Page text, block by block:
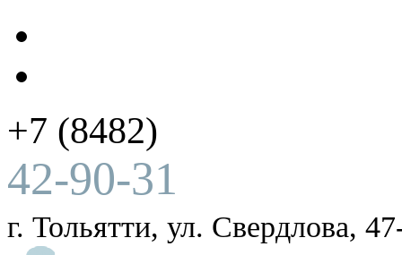
+7 (8482)
42-90-31
г. Тольятти, ул. Свердлова,